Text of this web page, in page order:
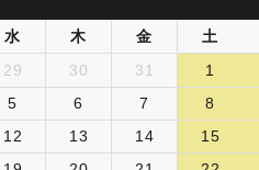
水 木 金
土
29 30 31
1
5 6 7
8
12 13 14
15